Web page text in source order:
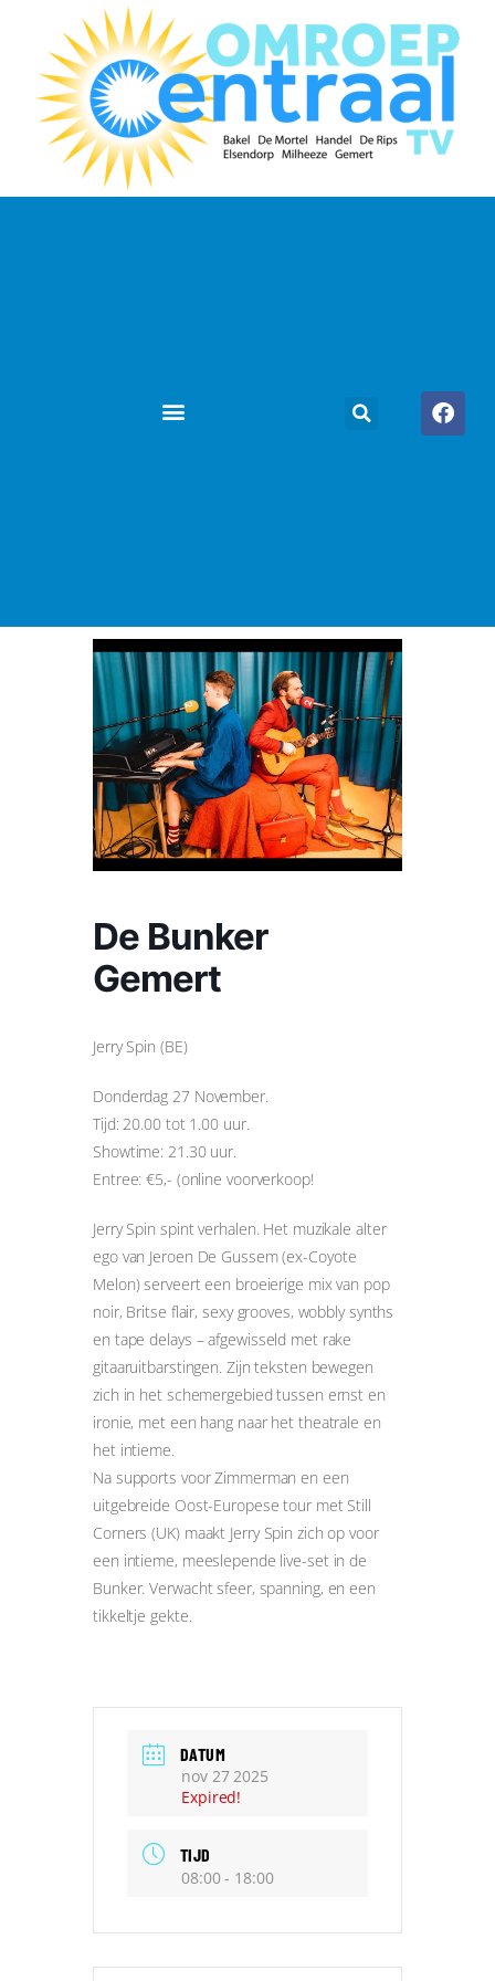
De Bunker
Gemert
Jerry Spin (BE)
Donderdag 27 November.
Tijd: 20.00 tot 1.00 uur.
Showtime: 21.30 uur.
Entree: €5,- (online voorverkoop!
Jerry Spin spint verhalen. Het muzikale alter
ego van Jeroen De Gussem (ex-Coyote
Melon) serveert een broeierige mix van pop
noir, Britse flair, sexy grooves, wobbly synths
en tape delays – afgewisseld met rake
gitaaruitbarstingen. Zijn teksten bewegen
zich in het schemergebied tussen ernst en
ironie, met een hang naar het theatrale en
het intieme.
Na supports voor Zimmerman en een
uitgebreide Oost-Europese tour met Still
Corners (UK) maakt Jerry Spin zich op voor
een intieme, meeslepende live-set in de
Bunker. Verwacht sfeer, spanning, en een
tikkeltje gekte.
DATUM
nov 27 2025
Expired!
TIJD
08:00 - 18:00